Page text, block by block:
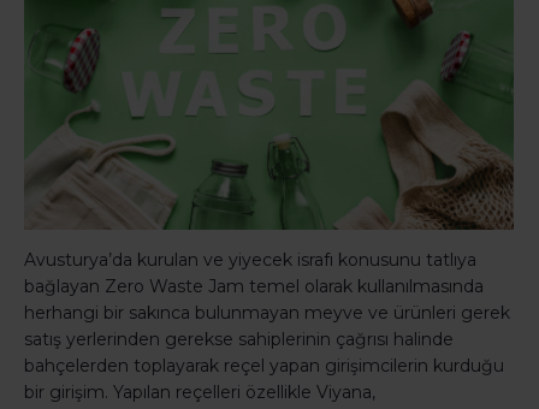
Avusturya’da kurulan ve yiyecek israfı konusunu tatlıya
bağlayan Zero Waste Jam temel olarak kullanılmasında
herhangi bir sakınca bulunmayan meyve ve ürünleri gerek
satış yerlerinden gerekse sahiplerinin çağrısı halinde
bahçelerden toplayarak reçel yapan girişimcilerin kurduğu
bir girişim. Yapılan reçelleri özellikle Viyana,